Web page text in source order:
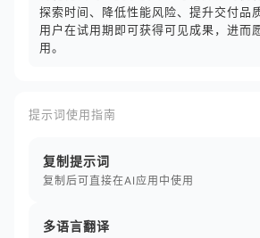
探索时间、降低性能风险、提升交付品
用户在试用期即可获得可见成果，进而
用。
提示词使用指南
复制提示词
复制后可直接在AI应用中使用
多语言翻译